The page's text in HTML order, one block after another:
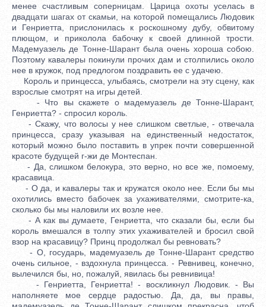
менее счастливым соперницам. Царица охоты уселась в
двадцати шагах от скамьи, на которой помещались Людовик
и Генриетта, прислонилась к роскошному дубу, обвитому
плющом, и приколола бабочку к своей длинной трости.
Мадемуазель де Тонне-Шарант была очень хороша собою.
Поэтому кавалеры покинули прочих дам и столпились около
нее в кружок, под предлогом поздравить ее с удачею.
Король и принцесса, улыбаясь, смотрели на эту сцену, как
взрослые смотрят на игры детей.
- Что вы скажете о мадемуазель де Тонне-Шарант,
Генриетта? - спросил король.
- Скажу, что волосы у нее слишком светлые, - отвечала
принцесса, сразу указывая на единственный недостаток,
который можно было поставить в упрек почти совершенной
красоте будущей г-жи де Монтеспан.
- Да, слишком белокура, это верно, но все же, помоему,
красавица.
- О да, и кавалеры так и кружатся около нее. Если бы мы
охотились вместо бабочек за ухаживателями, смотрите-ка,
сколько бы мы наловили их возле нее.
- А как вы думаете, Генриетта, что сказали бы, если бы
король вмешался в толпу этих ухаживателей и бросил свой
взор на красавицу? Принц продолжал бы ревновать?
- О, государь, мадемуазель де Тонне-Шарант средство
очень сильное, - вздохнула принцесса. - Ревнивец, конечно,
вылечился бы, но, пожалуй, явилась бы ревнивица!
- Генриетта, Генриетта! - воскликнул Людовик. - Вы
наполняете мое сердце радостью. Да, да, вы правы,